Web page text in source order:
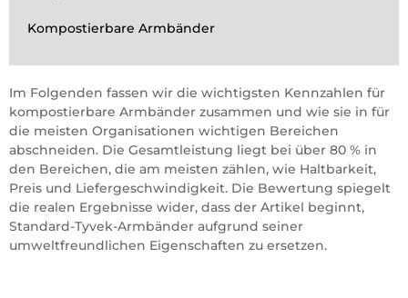
Kompostierbare Armbänder
Im Folgenden fassen wir die wichtigsten Kennzahlen für
kompostierbare Armbänder zusammen und wie sie in für
die meisten Organisationen wichtigen Bereichen
abschneiden. Die Gesamtleistung liegt bei über 80 % in
den Bereichen, die am meisten zählen, wie Haltbarkeit,
Preis und Liefergeschwindigkeit. Die Bewertung spiegelt
die realen Ergebnisse wider, dass der Artikel beginnt,
Standard-Tyvek-Armbänder aufgrund seiner
umweltfreundlichen Eigenschaften zu ersetzen.